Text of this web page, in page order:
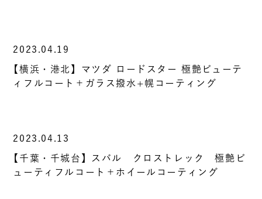
2023.04.19
【横浜・港北】マツダ ロードスター 極艶ビューテ
ィフルコート＋ガラス撥水+幌コーティング
2023.04.13
【千葉・千城台】スバル クロストレック 極艶ビ
ューティフルコート＋ホイールコーティング